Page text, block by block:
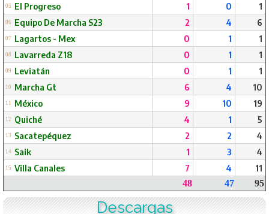
05 El Progreso 1 0 1
06 Equipo De Marcha S23 2 4 6
07 Lagartos - Mex 0 1 1
08 Lavarreda Z18 0 1 1
09 Leviatán 0 1 1
10 Marcha Gt 6 4 10
11 México 9 10 19
12 Quiché 4 1 5
13 Sacatepéquez 2 2 4
14 Saik 1 3 4
15 Villa Canales 7 4 11
48 47 95
Descargas